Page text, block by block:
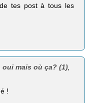
tes post à tous les
oui mais où ça? (1),
!